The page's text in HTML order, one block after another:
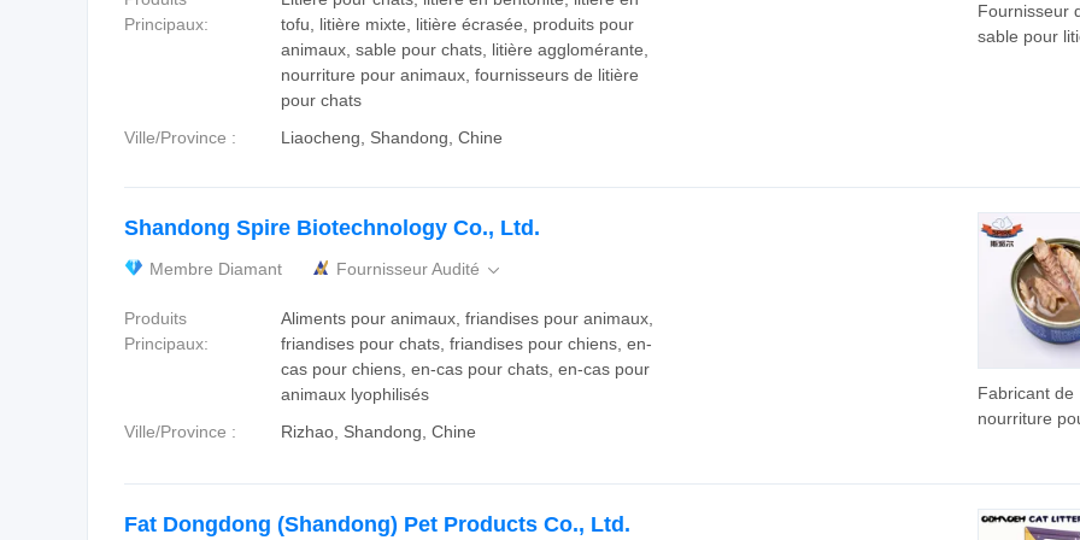
Fournisseur
sable pour
emballage
pour
d'animaux
Principaux:
tofu, litière mixte, litière écrasée, produits pour
animaux, sable pour chats, litière agglomérante,
nourriture pour animaux, fournisseurs de litière
pour chats
Ville/Province :
Liaocheng, Shandong, Chine
Fabricant de
nourriture
OEM,
Shandong Spire Biotechnology Co., Ltd.
Membre Diamant Fournisseur Audité 
Produits
Principaux:
Aliments pour animaux, friandises pour animaux,
friandises pour chats, friandises pour chiens, en-
cas pour chiens, en-cas pour chats, en-cas pour
animaux lyophilisés
Ville/Province :
Rizhao, Shandong, Chine
Fat Dongdong (Shandong) Pet Products Co., Ltd.